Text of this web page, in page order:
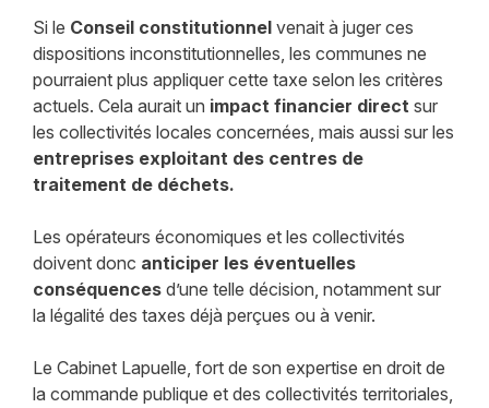
Si le Conseil constitutionnelvenait à juger ces
dispositions inconstitutionnelles, les communes ne
pourraient plus appliquer cette taxe selon les critères
actuels. Cela aurait un impact financier directsur
les collectivités locales concernées, mais aussi sur les
entreprises exploitant des centres de
traitement de déchets.
Les opérateurs économiques et les collectivités
doivent donc anticiper les éventuelles
conséquencesd’une telle décision, notamment sur
la légalité des taxes déjà perçues ou à venir.
Le Cabinet Lapuelle, fort de son expertise en droit de
la commande publique et des collectivités territoriales,